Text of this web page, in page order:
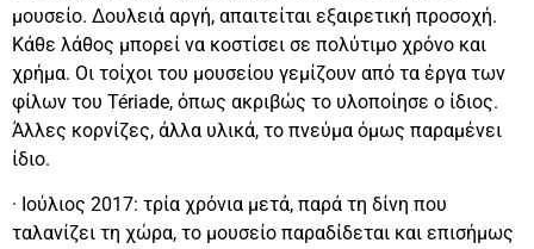
μουσείο. Δουλειά αργή, απαιτείται εξαιρετική προσοχή.
Κάθε λάθος μπορεί να κοστίσει σε πολύτιμο χρόνο και
χρήμα. Οι τοίχοι του μουσείου γεμίζουν από τα έργα των
φίλων του Tériade, όπως ακριβώς το υλοποίησε ο ίδιος.
Άλλες κορνίζες, άλλα υλικά, το πνεύμα όμως παραμένει
ίδιο.
· Ιούλιος 2017: τρία χρόνια μετά, παρά τη δίνη που
ταλανίζει τη χώρα, το μουσείο παραδίδεται και επισήμως